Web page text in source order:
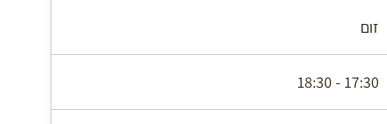
זום
17:30 - 18:30